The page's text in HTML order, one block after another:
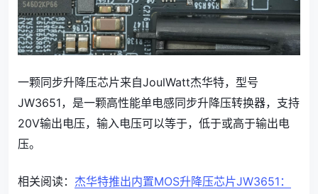
一颗同步升降压芯片来自JoulWatt杰华特，型号
JW3651，是一颗高性能单电感同步升降压转换器，支持
20V输出电压，输入电压可以等于，低于或高于输出电
压。
相关阅读： 杰华特推出内置MOS升降压芯片JW3651：